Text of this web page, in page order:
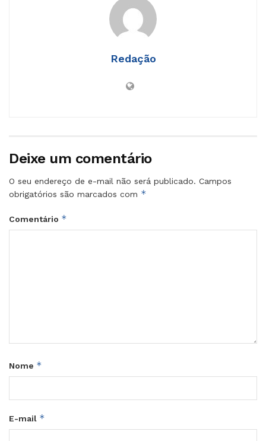
Redação
Deixe um comentário
O seu endereço de e-mail não será publicado. Campos
obrigatórios são marcados com *
Comentário *
Nome *
E-mail *